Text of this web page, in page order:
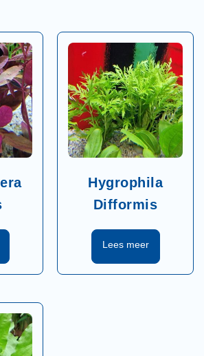
Hygrophila
Difformis